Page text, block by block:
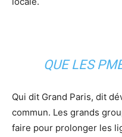
QUE LES
Qui dit Grand Paris, dit
commun. Les grands
faire pour prolonger les